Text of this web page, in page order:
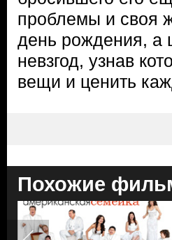
проблемы и своя
день рождения, а
невзгод, узнав
вещи и ценить
Похожие